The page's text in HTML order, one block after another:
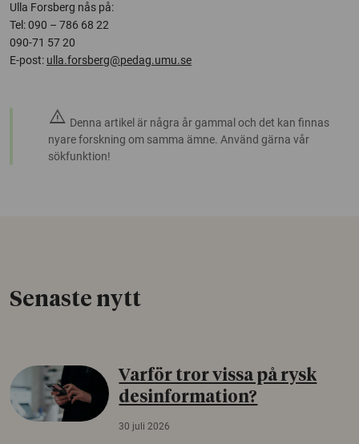
Ulla Forsberg nås på:
Tel: 090 – 786 68 22
090-71 57 20
E-post: ulla.forsberg@pedag.umu.se
warning Denna artikel är några år gammal och det kan finnas
nyare forskning om samma ämne. Använd gärna vår
sökfunktion!
Senaste nytt
Varför tror vissa på rysk
desinformation?
30 juli 2026